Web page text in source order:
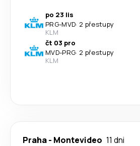
po 23 lis
PRG-MVD· 2 přestupy
KLM
čt 03 pro
MVD-PRG· 2 přestupy
KLM
Praha- Montevideo 11 dni